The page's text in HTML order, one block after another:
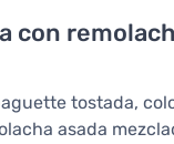
con
tostada,
asada